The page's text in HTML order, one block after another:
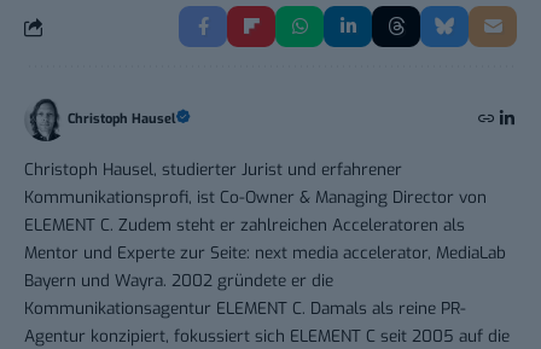
Christoph Hausel
Christoph Hausel, studierter Jurist und erfahrener
Kommunikationsprofi, ist Co-Owner & Managing Director von
ELEMENT C. Zudem steht er zahlreichen Acceleratoren als
Mentor und Experte zur Seite: next media accelerator, MediaLab
Bayern und Wayra. 2002 gründete er die
Kommunikationsagentur ELEMENT C. Damals als reine PR-
Agentur konzipiert, fokussiert sich ELEMENT C seit 2005 auf die